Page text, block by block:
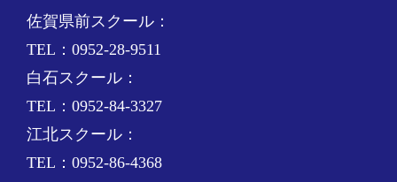
佐賀県前スクール：
TEL：0952-28-9511
白石スクール：
TEL：0952-84-3327
江北スクール：
TEL：0952-86-4368